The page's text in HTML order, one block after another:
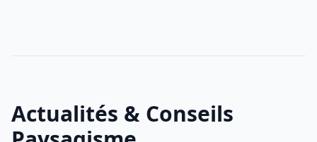
Actualités & Conseils